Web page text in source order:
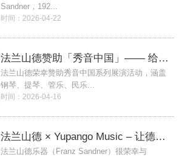
Sandner，192...
时间：2026-04-22
法兰山德赞助「秀音中国」—— 给每一个热爱音乐的你一个舞台
法兰山德荣幸赞助秀音中国系列展演活动，涵盖
钢琴、提琴、管乐、民乐...
时间：2026-04-16
法兰山德 × Yupango Music – 让德国的琴声，在菲律宾传递
法兰山德乐器（Franz Sandner）很荣幸与